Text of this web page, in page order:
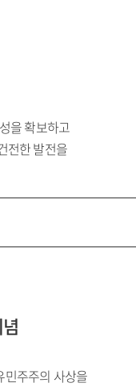
을 확보하고
전한 발전을
민주주의 사상을